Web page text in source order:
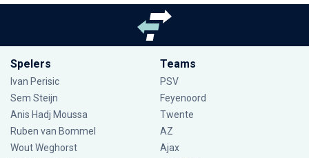
Spelers
Ivan Perisic
Sem Steijn
Anis Hadj Moussa
Ruben van Bommel
Wout Weghorst
Teams
PSV
Feyenoord
Twente
AZ
Ajax